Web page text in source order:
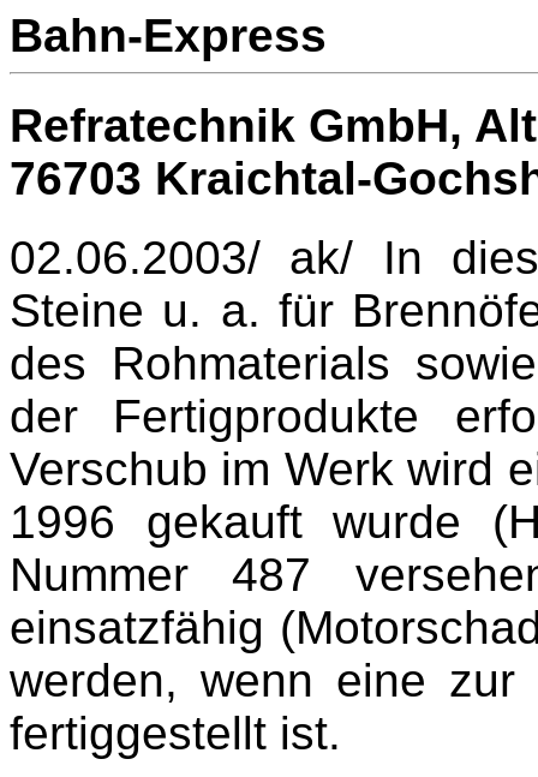
Bahn-Express
Refratechnik GmbH,
76703 Kraichtal-
02.06.2003/ ak/ In
Steine u. a. für
des Rohmaterials
der Fertigprodukte
Verschub im Werk wird
1996 gekauft wurde
Nummer 487
einsatzfähig
werden, wenn eine
fertiggestellt ist.